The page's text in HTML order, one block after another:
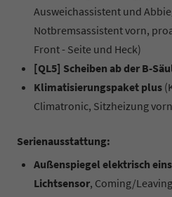
Ausweichassistent und
Notbremsassistent vorn,
Front - Seite und Heck)
[QL5] Scheiben ab der B-
Klimatisierungspaket plus
Climatronic, Sitzheizung
Serienausstattung:
Außenspiegel elektrisch
Lichtsensor, Coming/